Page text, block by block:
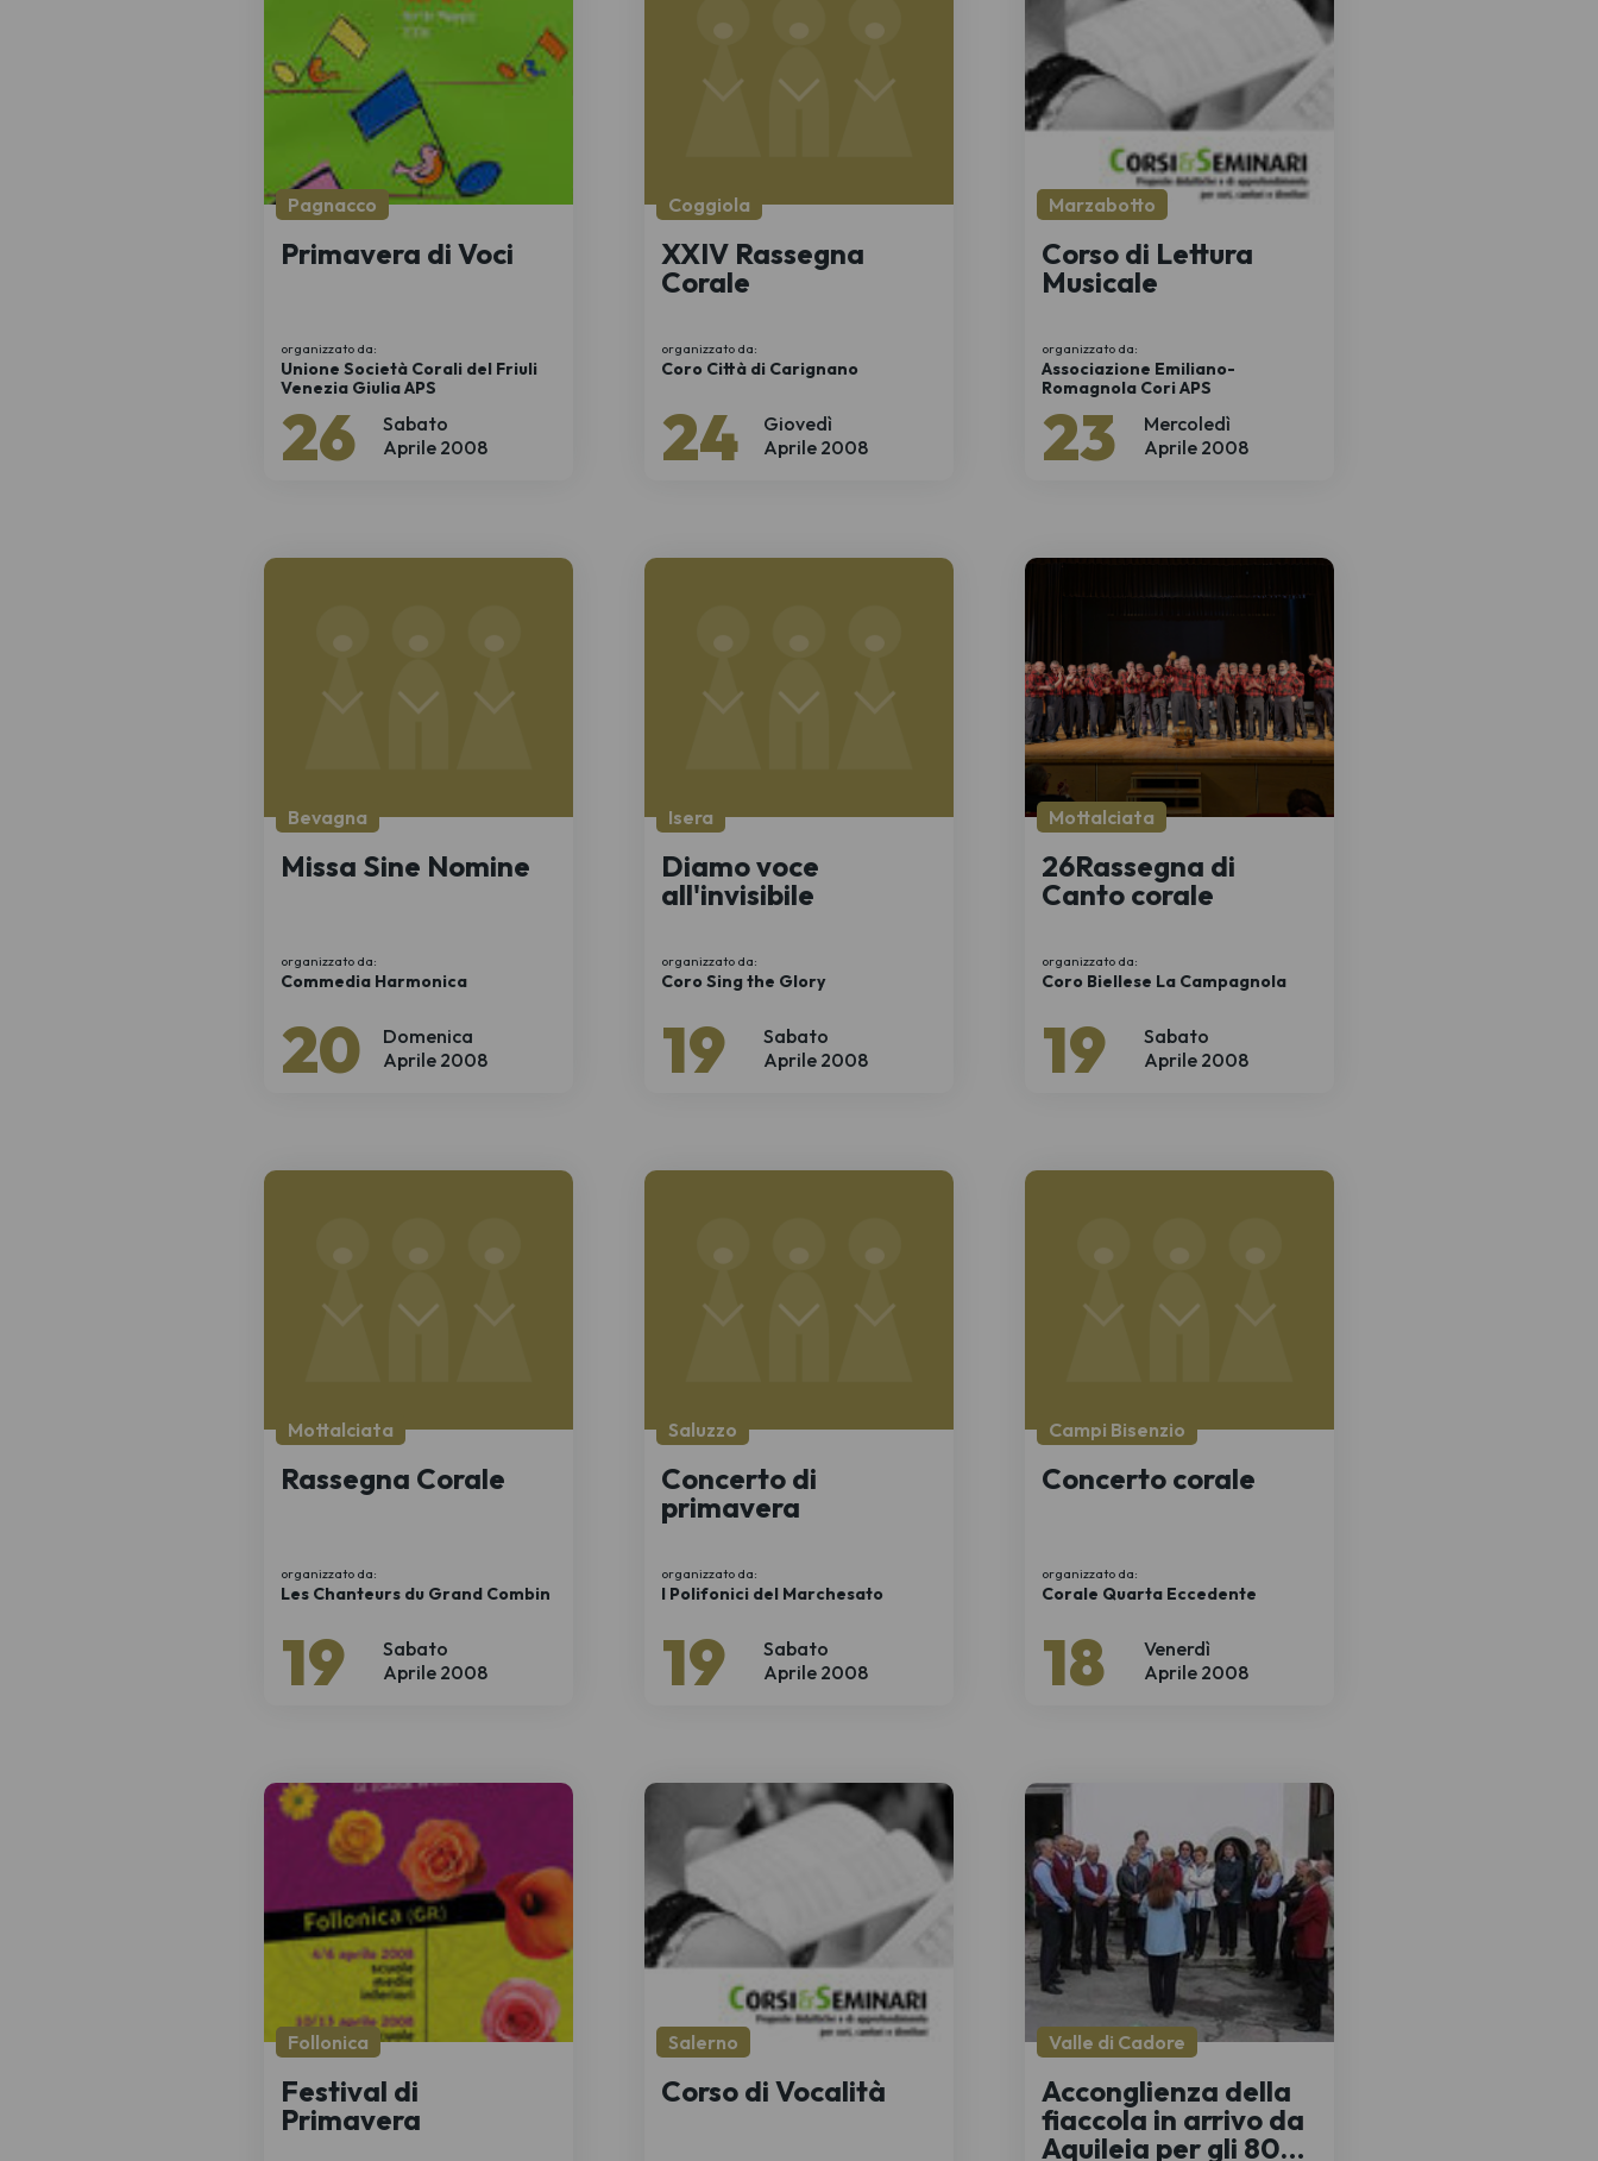
Sabato
26 Aprile 2008
Pagnacco
Primavera di Voci
organizzato da:
Unione Società Corali del Friuli
Venezia Giulia APS
Giovedì
24 Aprile 2008
Coggiola
XXIV Rassegna
Corale
organizzato da:
Coro Città di Carignano
Mercoledì
23 Aprile 2008
Marzabotto
Corso di Lettura
Musicale
organizzato da:
Associazione Emiliano-
Romagnola Cori APS
Domenica
20 Aprile 2008
Bevagna
Missa Sine Nomine
organizzato da:
Commedia Harmonica
Sabato
19 Aprile 2008
Isera
Diamo voce
all'invisibile
organizzato da:
Coro Sing the Glory
Sabato
19 Aprile 2008
Mottalciata
26Rassegna di
Canto corale
organizzato da:
Coro Biellese La Campagnola
Sabato
19 Aprile 2008
Mottalciata
Rassegna Corale
organizzato da:
Les Chanteurs du Grand Combin
Sabato
19 Aprile 2008
Saluzzo
Concerto di
primavera
organizzato da:
I Polifonici del Marchesato
Venerdì
18 Aprile 2008
Campi Bisenzio
Concerto corale
organizzato da:
Corale Quarta Eccedente
Follonica
Festival di
Primavera
Salerno
Corso di Vocalità
Valle di Cadore
Acconglienza della
fiaccola in arrivo da
Aquileia per gli 800